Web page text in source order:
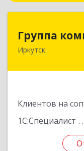
Группа
Иркутск
Клиентов на
1С:Специалист
664007,